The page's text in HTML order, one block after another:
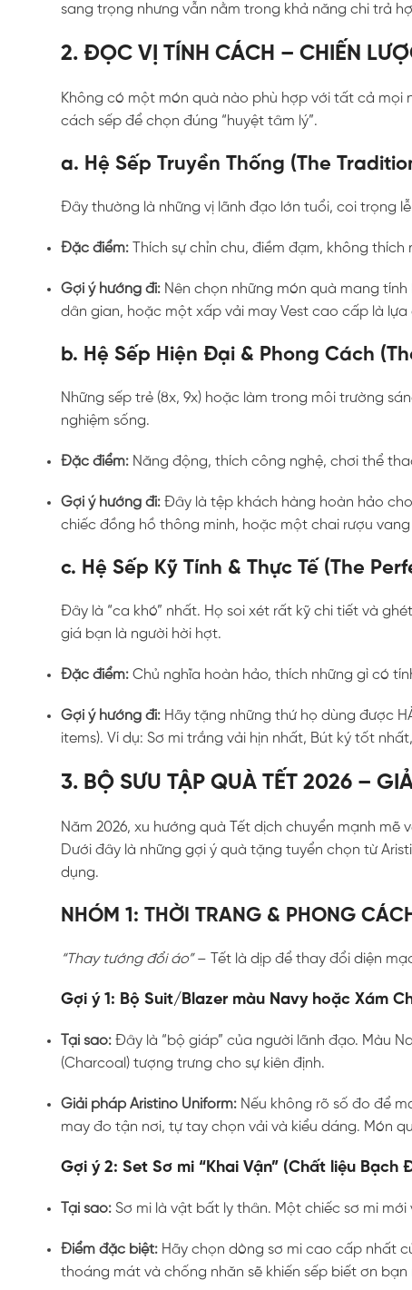
sang trọng nhưng vẫn nằm trong khả năng chi trả
2. ĐỌC VỊ TÍNH CÁCH – CHIẾN
Không có một món quà nào phù hợp với tất cả mọi
cách sếp để chọn đúng “huyệt tâm lý”.
a. Hệ Sếp Truyền Thống (The
Đây thường là những vị lãnh đạo lớn tuổi, coi trọng
Đặc điểm: Thích sự chỉn chu, điềm đạm, không
Gợi ý hướng đi: Nên chọn những món quà mang
dân gian, hoặc một xấp vải may Vest cao cấp là
b. Hệ Sếp Hiện Đại & Phong Cách
Những sếp trẻ (8x, 9x) hoặc làm trong môi trường
nghiệm sống.
Đặc điểm: Năng động, thích công nghệ, chơi thể
Gợi ý hướng đi: Đây là tệp khách hàng hoàn hảo
chiếc đồng hồ thông minh, hoặc một chai rượu vang
c. Hệ Sếp Kỹ Tính & Thực Tế (The
Đây là “ca khó” nhất. Họ soi xét rất kỹ chi tiết và
giá bạn là người hời hợt.
Đặc điểm: Chủ nghĩa hoàn hảo, thích những gì có
Gợi ý hướng đi: Hãy tặng những thứ họ dùng được
items). Ví dụ: Sơ mi trắng vải hịn nhất, Bút ký tốt
3. BỘ SƯU TẬP QUÀ TẾT 2026 –
Năm 2026, xu hướng quà Tết dịch chuyển mạnh mẽ
Dưới đây là những gợi ý quà tặng tuyển chọn từ
dụng.
NHÓM 1: THỜI TRANG & PHONG
“Thay tướng đổi áo”– Tết là dịp để thay đổi diện
Gợi ý 1: Bộ Suit/Blazer màu Navy hoặc Xám
Tại sao: Đây là “bộ giáp” của người lãnh đạo. Màu
(Charcoal) tượng trưng cho sự kiên định.
Giải pháp Aristino Uniform: Nếu không rõ số đo để
may đo tận nơi, tự tay chọn vải và kiểu dáng. Món
Gợi ý 2: Set Sơ mi “Khai Vận” (Chất liệu Bạch
Tại sao: Sơ mi là vật bất ly thân. Một chiếc sơ mi
Điểm đặc biệt: Hãy chọn dòng sơ mi cao cấp nhất
thoáng mát và chống nhăn sẽ khiến sếp biết ơn